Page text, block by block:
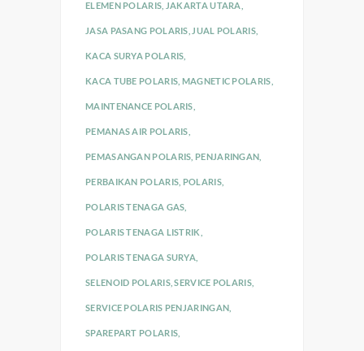
ELEMEN POLARIS JAKARTA UTARA
JASA PASANG POLARIS JUAL POLARIS,
KACA SURYA POLARIS
KACA TUBE POLARIS MAGNETIC POLARIS
MAINTENANCE POLARIS
PEMANAS AIR POLARIS
PEMASANGAN POLARIS PENJARINGAN
PERBAIKAN POLARIS POLARIS,
POLARIS TENAGA GAS
POLARIS TENAGA LISTRIK
POLARIS TENAGA SURYA
SELENOID POLARIS,SERVICE POLARIS,
SERVICE POLARIS PENJARINGAN
SPAREPART POLARIS